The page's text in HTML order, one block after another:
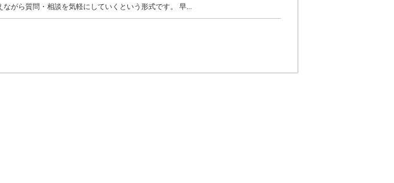
がら質問・相談を気軽にしていくという形式です。 早...